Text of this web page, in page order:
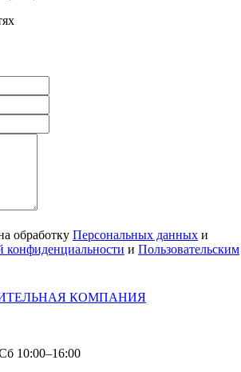
обработку Персональных данных и
конфиденциальности и Пользовательским
КОМПАНИЯ
10:00–16:00